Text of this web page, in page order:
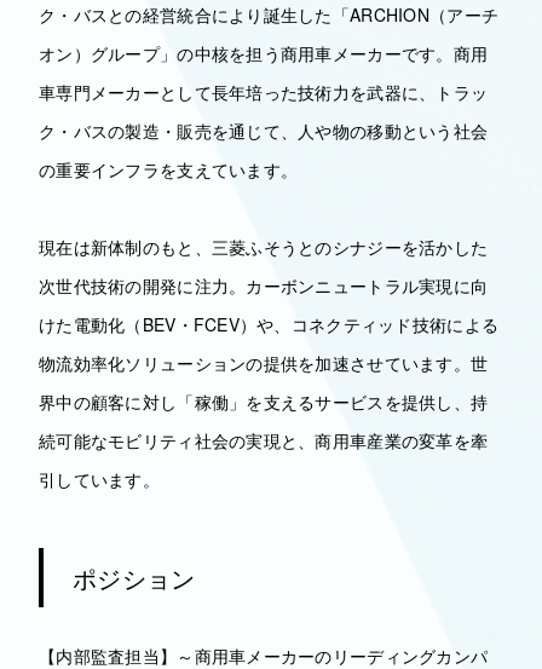
ク・バスとの経営統合により誕生した「ARCHION（アーチ
オン）グループ」の中核を担う商用車メーカーです。商用
車専門メーカーとして長年培った技術力を武器に、トラッ
ク・バスの製造・販売を通じて、人や物の移動という社会
の重要インフラを支えています。
現在は新体制のもと、三菱ふそうとのシナジーを活かした
次世代技術の開発に注力。カーボンニュートラル実現に向
けた電動化（BEV・FCEV）や、コネクティッド技術による
物流効率化ソリューションの提供を加速させています。世
界中の顧客に対し「稼働」を支えるサービスを提供し、持
続可能なモビリティ社会の実現と、商用車産業の変革を牽
引しています。
ポジション
【内部監査担当】～商用車メーカーのリーディングカンパ